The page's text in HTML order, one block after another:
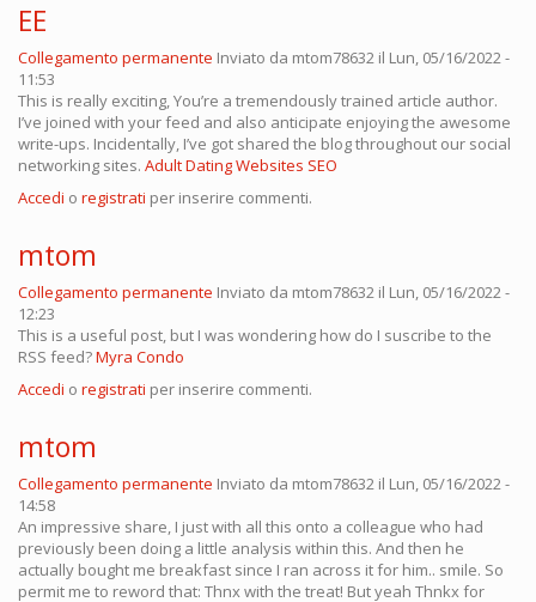
EE
Collegamento permanente Inviato da mtom78632 il Lun, 05/16/2022 -
11:53
This is really exciting, You’re a tremendously trained article author.
I’ve joined with your feed and also anticipate enjoying the awesome
write-ups. Incidentally, I’ve got shared the blog throughout our social
networking sites. Adult Dating Websites SEO
Accedi o registrati per inserire commenti.
mtom
Collegamento permanente Inviato da mtom78632 il Lun, 05/16/2022 -
12:23
This is a useful post, but I was wondering how do I suscribe to the
RSS feed?Myra Condo
Accedi o registrati per inserire commenti.
mtom
Collegamento permanente Inviato da mtom78632 il Lun, 05/16/2022 -
14:58
An impressive share, I just with all this onto a colleague who had
previously been doing a little analysis within this. And then he
actually bought me breakfast since I ran across it for him.. smile. So
permit me to reword that: Thnx with the treat! But yeah Thnkx for